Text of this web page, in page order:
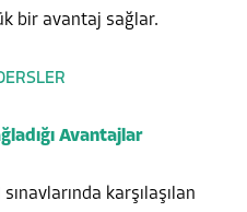
bir avantaj sağlar.
Avantajlar
karşılaşılan